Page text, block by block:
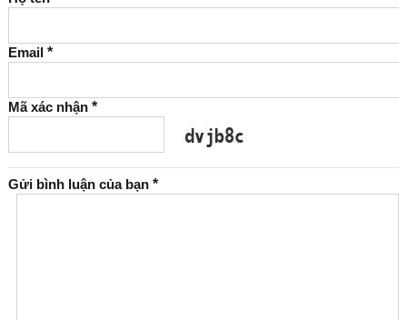
Email *
Mã xác nhận *
Gửi bình luận của bạn *